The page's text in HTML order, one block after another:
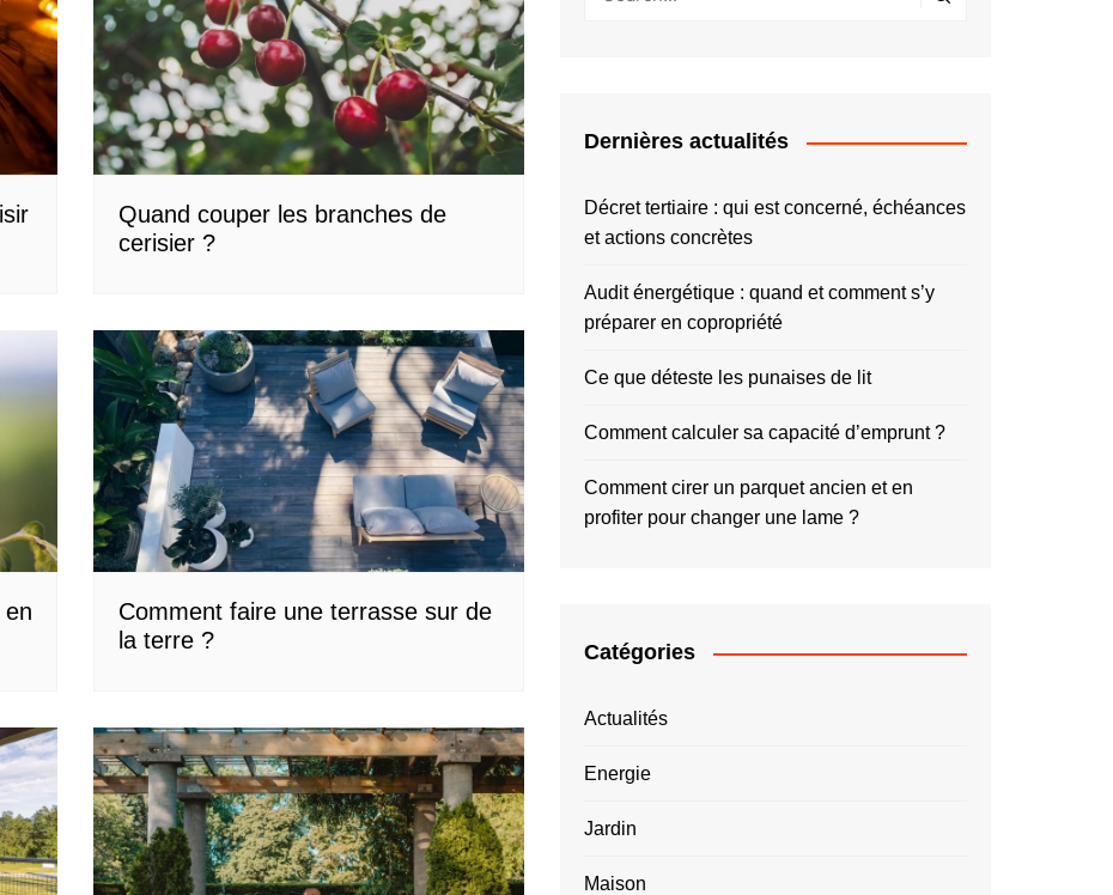
Quand couper les branches de
cerisier ?
Comment faire une terrasse sur de
la terre ?
Dernières actualités
Décret tertiaire : qui est concerné, échéances
et actions concrètes
Audit énergétique : quand et comment s’y
préparer en copropriété
Ce que déteste les punaises de lit
Comment calculer sa capacité d’emprunt ?
Comment cirer un parquet ancien et en
profiter pour changer une lame ?
Catégories
Actualités
Energie
Jardin
Maison